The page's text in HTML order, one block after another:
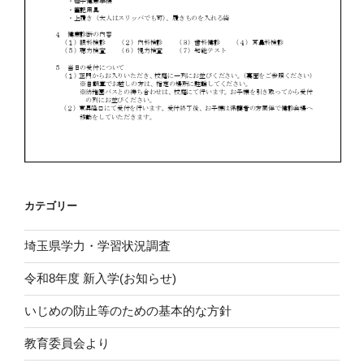
カテゴリー
埼玉県学力・学習状況調査
令和8年度 新入学(お知らせ)
いじめの防止等のための基本的な方針
教育委員会より